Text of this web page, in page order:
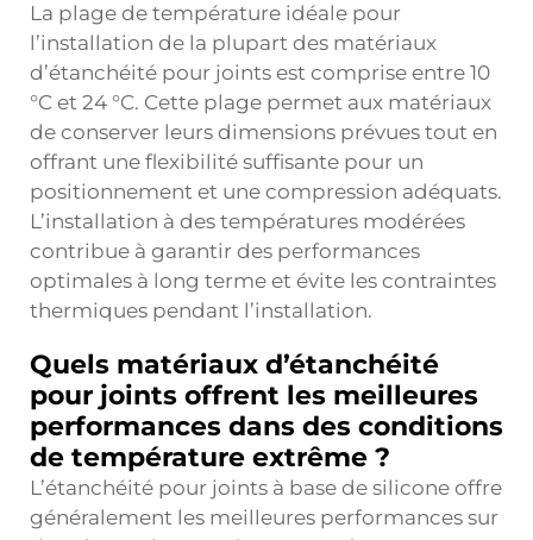
La plage de température idéale pour
l’installation de la plupart des matériaux
d’étanchéité pour joints est comprise entre 10
°C et 24 °C. Cette plage permet aux matériaux
de conserver leurs dimensions prévues tout en
offrant une flexibilité suffisante pour un
positionnement et une compression adéquats.
L’installation à des températures modérées
contribue à garantir des performances
optimales à long terme et évite les contraintes
thermiques pendant l’installation.
Quels matériaux d’étanchéité
pour joints offrent les meilleures
performances dans des conditions
de température extrême ?
L’étanchéité pour joints à base de silicone offre
généralement les meilleures performances sur